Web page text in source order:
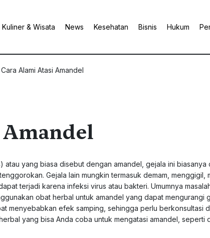
Kuliner & Wisata News Kesehatan Bisnis Hukum
Alami Atasi Amandel
yang biasa disebut dengan amandel, gejala ini biasanya
Gejala lain mungkin termasuk demam, menggigil,
terjadi karena infeksi virus atau bakteri. Umumnya
obat herbal untuk amandel yang dapat mengurangi
menyebabkan efek samping, sehingga perlu berkonsultasi
yang bisa Anda coba untuk mengatasi amandel, seperti